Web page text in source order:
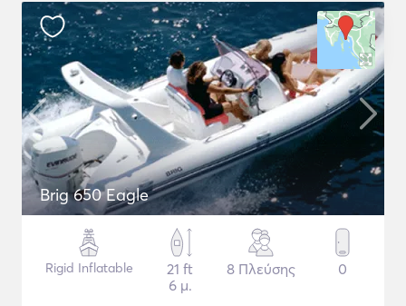
Brig 650 Eagle
Rigid Inflatable
21 ft
6 μ.
8 Πλεύσης 0